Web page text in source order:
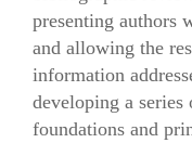
presenting authors
and allowing the
information
developing a series
foundations and